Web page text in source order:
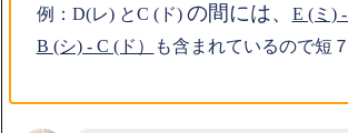
例：D(レ)とC (ド) の間には、 E (ミ) -
B (シ) - C (ド）
も含まれているので短